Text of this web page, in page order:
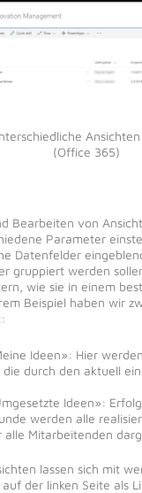
(Office 365)
Bearbeiten von
Parameter
Datenfelder
gruppiert werden
wie sie in einem
Beispiel haben wir
Ideen»: Hier
die durch den aktuell
Ideen»:
werden alle
alle Mitarbeitenden
lassen sich mit
der linken Seite als